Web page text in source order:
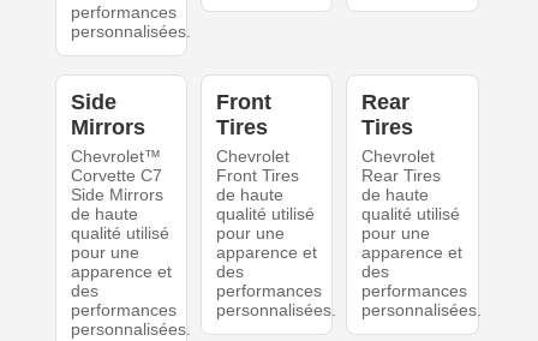
performances
personnalisées.
Side
Mirrors
Chevrolet™
Corvette C7
Side Mirrors
de haute
qualité utilisé
pour une
apparence et
des
performances
personnalisées.
Front
Tires
Chevrolet
Front Tires
de haute
qualité utilisé
pour une
apparence et
des
performances
personnalisées.
Rear
Tires
Chevrolet
Rear Tires
de haute
qualité utilisé
pour une
apparence et
des
performances
personnalisées.